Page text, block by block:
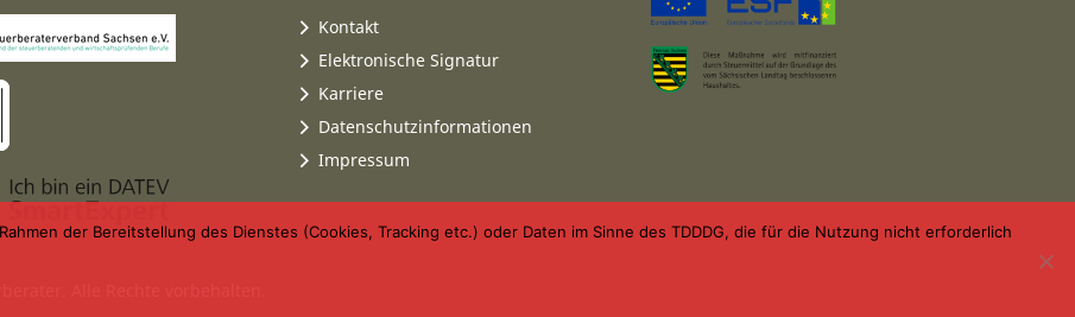
Kontakt
Elektronische Signatur
Karriere
Datenschutzinformationen
Impressum
der Bereitstellung des Dienstes (Cookies, Tracking etc.) oder Daten im Sinne des TDDDG, die für die Nutzung nicht erforderlich